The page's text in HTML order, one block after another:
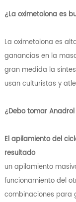
¿La oximetolona es
La oximetolona es
ganancias en la
gran medida la
usan culturistas y
¿Debo tomar
El apilamiento del
resultado
un apilamiento
funcionamiento del
combinaciones para